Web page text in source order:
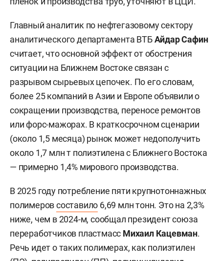
Главный аналитик по нефтегазовому сектору
аналитического департамента ВТБАйдар Сафин
считает, что основной эффект от обострения
ситуации на Ближнем Востоке связан с
разрывом сырьевых цепочек. По его словам,
более 25 компаний в Азии и Европе объявили о
сокращении производства, переносе ремонтов
или форс-мажорах. В краткосрочном сценарии
(около 1,5 месяца) рынок может недополучить
около 1,7 млн т полиэтилена с Ближнего Востока
— примерно 1,4% мирового производства.
В 2025 году потребление пяти крупнотоннажных
полимеровсоставило 6,69 млн тонн. Это на 2,3%
ниже, чем в 2024-м, сообщал президент союза
переработчиков пластмасс Михаил Кацевман.
Речь идет о таких полимерах, как полиэтилен